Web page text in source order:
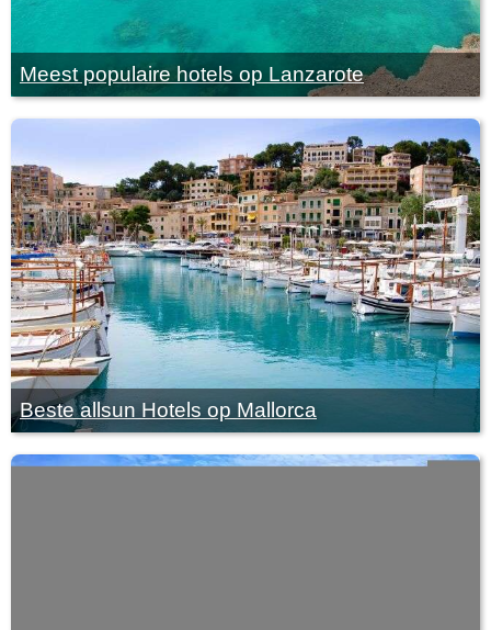
Meest populaire hotels op Lanzarote
Beste allsun Hotels op Mallorca